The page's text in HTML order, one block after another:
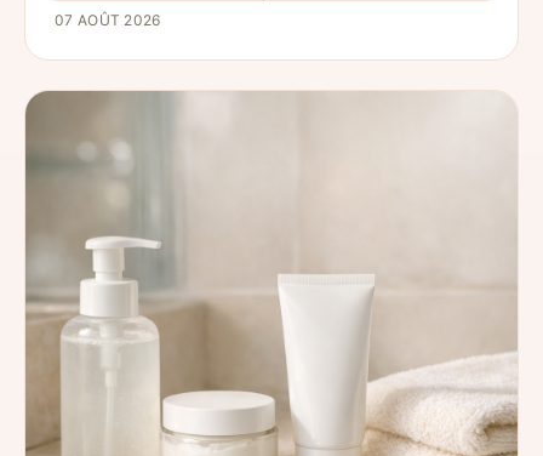
20 minutes, un crayon noir, deux fards et un rouge à
petite fille, plus jo
07 AOÛT 2026